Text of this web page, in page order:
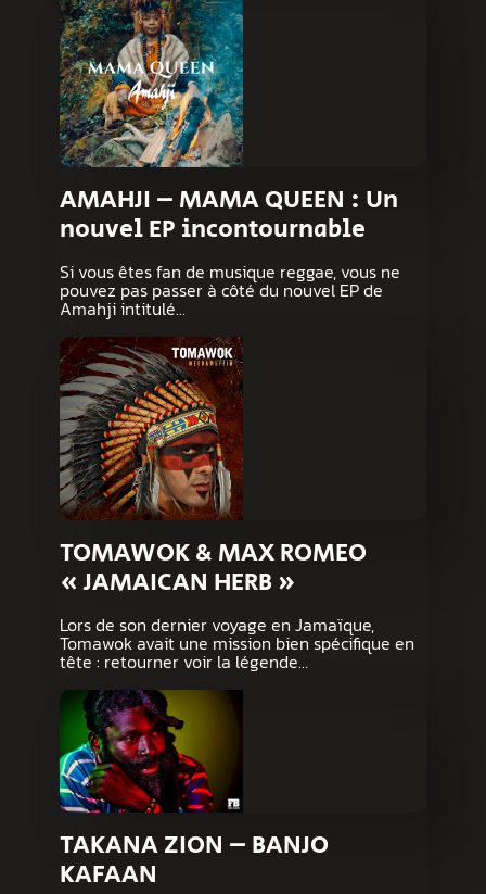
AMAHJI – MAMA QUEEN : Un
nouvel EP incontournable
Si vous êtes fan de musique reggae, vous ne
pouvez pas passer à côté du nouvel EP de
Amahji intitulé…
TOMAWOK & MAX ROMEO
« JAMAICAN HERB »
Lors de son dernier voyage en Jamaïque,
Tomawok avait une mission bien spécifique en
tête : retourner voir la légende…
TAKANA ZION – BANJO
KAFAAN